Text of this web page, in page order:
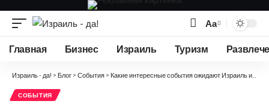
Изменение
размера
Аа
Главная Бизнес Израиль Туризм
Израиль - да! > Блог > События > Какие интересные события ожидают Израиль и мир 29 июля 2024 года?
СОБЫТИЯ